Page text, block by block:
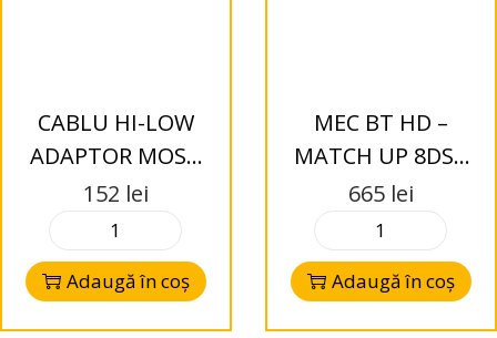
CABLU HI-LOW
ADAPTOR MOST
LA MOST POWER
SI DIFUZOARE CU
IESIRE ISO Audio
System
152 lei
Adaugă în coș
MEC BT HD –
MATCH UP 8DSP
Match Extension
Card – Bluetooth
HD Input Module
665 lei
Adaugă în coș